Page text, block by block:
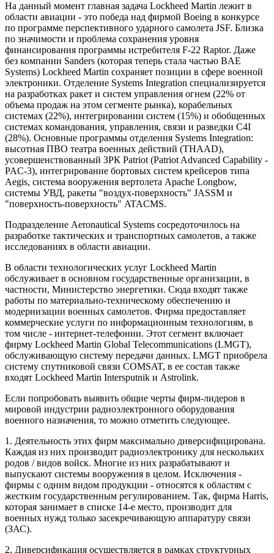
На данный момент главная задача Lockheed Martin лежит в
области авиации - это победа над фирмой Boeing в конкурсе
по программе перспективного ударного самолета JSF. Близка
по значимости и проблема сохранения уровня
финансирования программы истребителя F-22 Raptor. Даже
без компании Sanders (которая теперь стала частью BAE
Systems) Lockheed Martin сохраняет позиции в сфере военной
электроники. Отделение Systems Integration специализируется
на разработках ракет и систем управления огнем (22% от
объема продаж на этом сегменте рынка), корабельных
системах (22%), интегрировании систем (15%) и обобщенных
системах командования, управления, связи и разведки C4I
(28%). Основные программы отделения Systems Integration:
высотная ПВО театра военных действий (THAAD),
усовершенствованный ЗРК Patriot (Patriot Advanced Capability -
PAC-3), интегрирование бортовых систем крейсеров типа
Aegis, система вооружения вертолета Apache Longbow,
системы УВД, ракеты "воздух-поверхность" JASSM и
"поверхность-поверхность" ATACMS.
Подразделение Aeronautical Systems сосредоточилось на
разработке тактических и транспортных самолетов, а также
исследованиях в области авиации.
В области технологических услуг Lockheed Martin
обслуживает в основном государственные организации, в
частности, Министерство энергетики. Сюда входят также
работы по материально-техническому обеспечению и
модернизации военных самолетов. Фирма предоставляет
коммерческие услуги по информационным технологиям, в
том числе - интернет-телефонии. Этот сегмент включает
фирму Lockheed Martin Global Telecommunications (LMGT),
обслуживающую систему передачи данных. LMGT приобрела
систему спутниковой связи COMSAT, в ее состав также
входят Lockheed Martin Intersputnik и Astrolink.
Если попробовать выявить общие черты фирм-лидеров в
мировой индустрии радиоэлектронного оборудования
военного назначения, то можно отметить следующее.
1. Деятельность этих фирм максимально диверсифицирована.
Каждая из них производит радиоэлектронику для нескольких
родов / видов войск. Многие из них разрабатывают и
выпускают системы вооружения в целом. Исключения -
фирмы с одним видом продукции - относятся к областям с
жестким государственным регулированием. Так, фирма Harris,
которая занимает в списке 14-е место, производит для
военных нужд только засекречивающую аппаратуру связи
(ЗАС).
2. Диверсификация осуществляется в рамках структурных